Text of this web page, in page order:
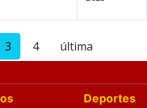
3 4 última
Deportes